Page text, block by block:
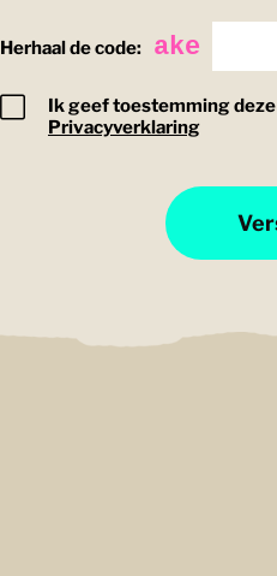
Herhaal de code: ake
Ik geef toestemming
Privacyverklaring